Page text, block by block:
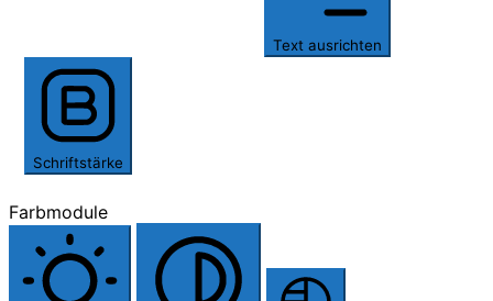
Text ausrichten
Schriftstärke
Farbmodule